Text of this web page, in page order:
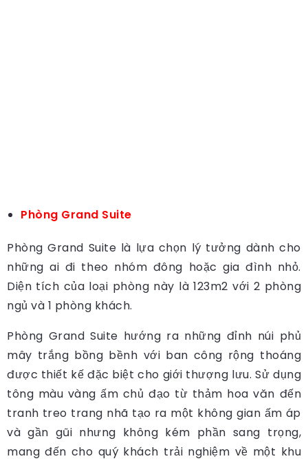
Phòng Grand Suite
Phòng Grand Suite là lựa chọn lý tưởng dành cho
những ai đi theo nhóm đông hoặc gia đình nhỏ.
Diện tích của loại phòng này là 123m2 với 2 phòng
ngủ và 1 phòng khách.
Phòng Grand Suite hướng ra những đỉnh núi phủ
mây trắng bồng bềnh với ban công rộng thoáng
được thiết kế đặc biệt cho giới thượng lưu. Sử dụng
tông màu vàng ấm chủ đạo từ thảm hoa văn đến
tranh treo trang nhã tạo ra một không gian ấm áp
và gần gũi nhưng không kém phần sang trọng,
mang đến cho quý khách trải nghiệm về một khu